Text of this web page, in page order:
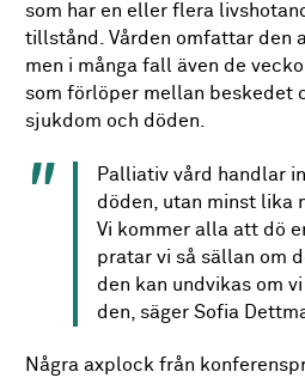
som har en eller flera
tillstånd. Vården omfattar den
men i många fall även de
som förlöper mellan beskedet
sjukdom och döden.
Palliativ vård handlar
döden, utan minst lika
Vi kommer alla att dö
pratar vi så sällan om
den kan undvikas om
den, säger Sofia
Några axplock från